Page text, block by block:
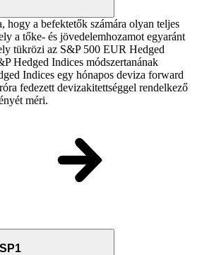
hogy a befektetők számára olyan teljes
a tőke- és jövedelemhozamot egyaránt
tükrözi az S&P 500 EUR Hedged
Hedged Indices módszertanának
Indices egy hónapos deviza forward
fedezett devizakitettséggel rendelkező
méri.